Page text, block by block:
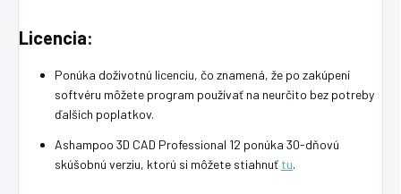
Licencia:
Ponúka doživotnú licenciu, čo znamená, že po zakúpení
softvéru môžete program používať na neurčito bez potreby
ďalších poplatkov.
Ashampoo 3D CAD Professional 12 ponúka 30-dňovú
skúšobnú verziu, ktorú si môžete stiahnuť tu.